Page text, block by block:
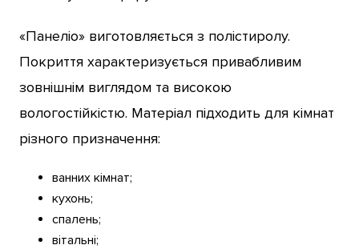
«Панеліо» виготовляється з полістиролу.
Покриття характеризується привабливим
зовнішнім виглядом та високою
вологостійкістю. Матеріал підходить для кімнат
різного призначення:
ванних кімнат;
кухонь;
спалень;
вітальні;